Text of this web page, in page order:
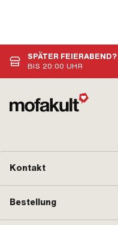
SPÄTER FEIERABEND?
BIS 20:00 UHR
Kontakt
Bestellung